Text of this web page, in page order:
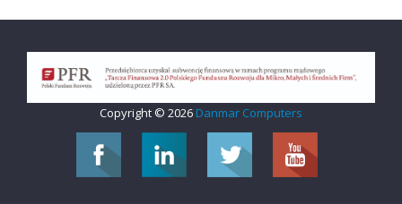
Copyright © 2026 Danmar Computers